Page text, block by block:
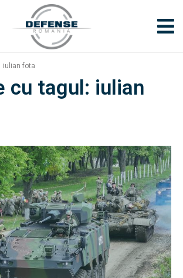
iulian fota
cu tagul: iulian